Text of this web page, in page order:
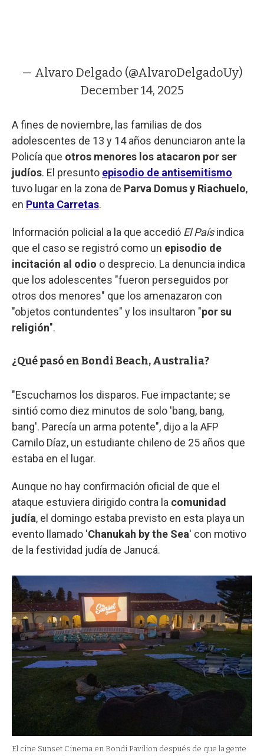
— Alvaro Delgado (@AlvaroDelgadoUy)
December 14, 2025
A fines de noviembre, las familias de dos
adolescentes de 13 y 14 años denunciaron ante la
Policía que otros menores los atacaron por ser
judíos. El presunto episodio de antisemitismo
tuvo lugar en la zona de Parva Domus y Riachuelo,
en Punta Carretas.
Información policial a la que accedió El Paísindica
que el caso se registró como un episodio de
incitación al odio o desprecio. La denuncia indica
que los adolescentes "fueron perseguidos por
otros dos menores" que los amenazaron con
"objetos contundentes" y los insultaron "por su
religión".
¿Qué pasó en Bondi Beach, Australia?
"Escuchamos los disparos. Fue impactante; se
sintió como diez minutos de solo 'bang, bang,
bang'. Parecía un arma potente", dijo a la AFP
Camilo Díaz, un estudiante chileno de 25 años que
estaba en el lugar.
Aunque no hay confirmación oficial de que el
ataque estuviera dirigido contra la comunidad
judía, el domingo estaba previsto en esta playa un
evento llamado 'Chanukah by the Sea' con motivo
de la festividad judía de Janucá.
El cine Sunset Cinema en Bondi Pavilion después de que la gente